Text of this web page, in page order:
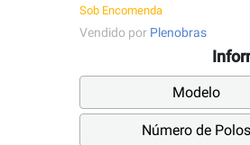
Sob Encomenda
Vendido por Plenobras
Modelo
Número de Polos